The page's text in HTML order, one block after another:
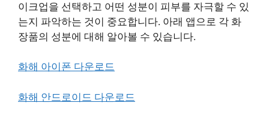
이크업을 선택하고 어떤 성분이 피부를 자극할 수 있
는지 파악하는 것이 중요합니다. 아래 앱으로 각 화
장품의 성분에 대해 알아볼 수 있습니다.
화해 아이폰 다운로드
화해 안드로이드 다운로드